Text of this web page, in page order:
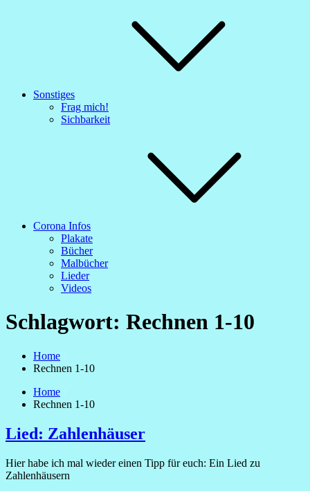
Sonstiges
Frag mich!
Sichbarkeit
Corona Infos
Plakate
Bücher
Malbücher
Lieder
Videos
Schlagwort: Rechnen 1-10
Home
Rechnen 1-10
Home
Rechnen 1-10
Lied: Zahlenhäuser
Hier habe ich mal wieder einen Tipp für euch: Ein Lied zu
Zahlenhäusern